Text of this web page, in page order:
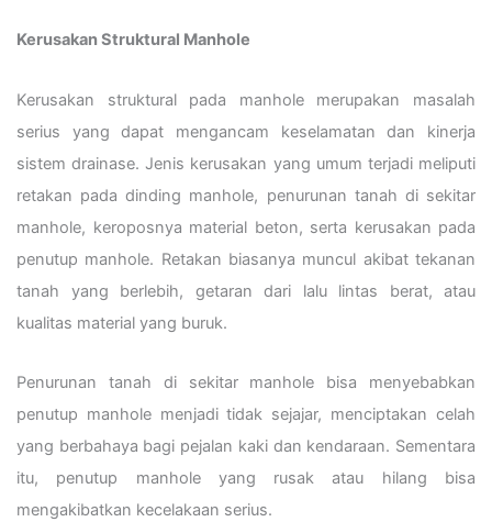
Kerusakan Struktural Manhole
Kerusakan struktural pada manhole merupakan masalah
serius yang dapat mengancam keselamatan dan kinerja
sistem drainase. Jenis kerusakan yang umum terjadi meliputi
retakan pada dinding manhole, penurunan tanah di sekitar
manhole, keroposnya material beton, serta kerusakan pada
penutup manhole. Retakan biasanya muncul akibat tekanan
tanah yang berlebih, getaran dari lalu lintas berat, atau
kualitas material yang buruk.
Penurunan tanah di sekitar manhole bisa menyebabkan
penutup manhole menjadi tidak sejajar, menciptakan celah
yang berbahaya bagi pejalan kaki dan kendaraan. Sementara
itu, penutup manhole yang rusak atau hilang bisa
mengakibatkan kecelakaan serius.